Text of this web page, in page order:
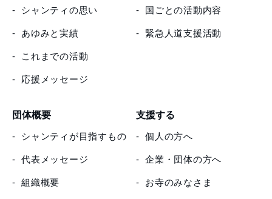
シャンティの思い
あゆみと実績
これまでの活動
応援メッセージ
国ごとの活動内容
緊急人道支援活動
団体概要
シャンティが目指すもの
代表メッセージ
組織概要
支援する
個人の方へ
企業・団体の方へ
お寺のみなさま